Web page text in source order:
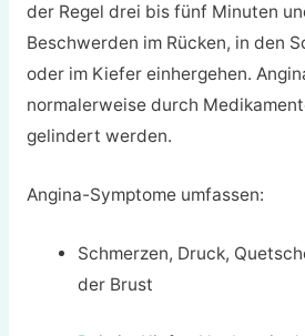
der Regel drei bis fünf Minuten
Beschwerden im Rücken, in den
oder im Kiefer einhergehen.
normalerweise durch
gelindert werden.
Angina-Symptome umfassen:
Schmerzen, Druck,
der Brust